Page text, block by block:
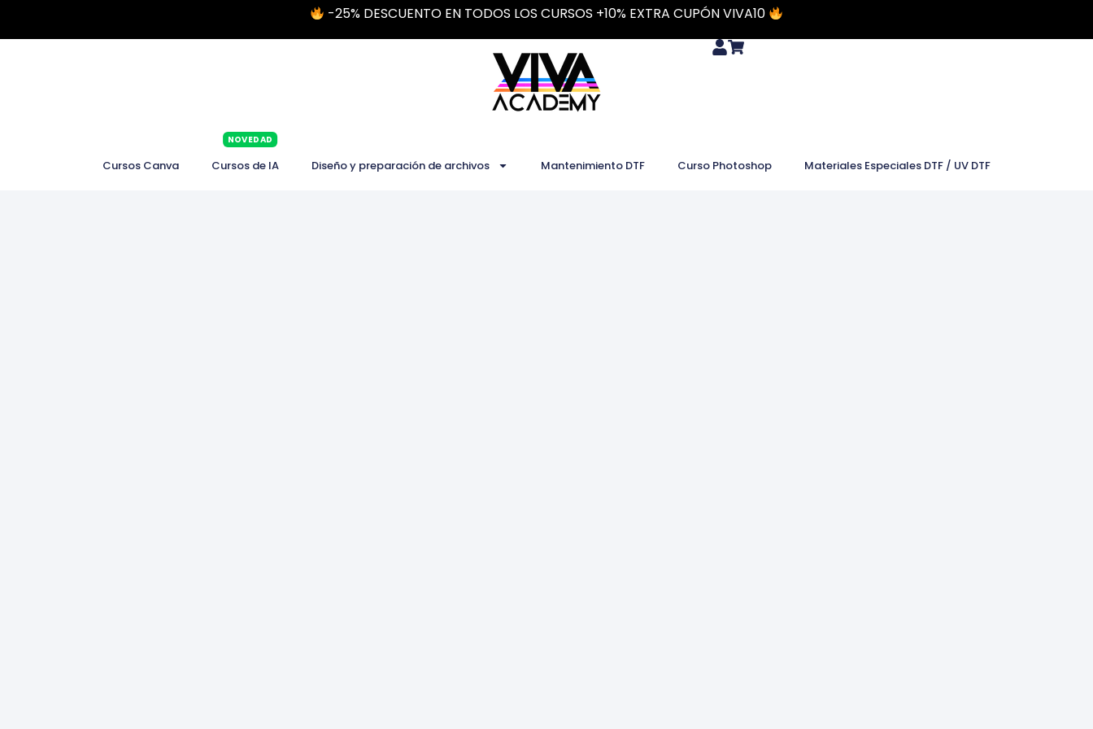
-25% DESCUENTO EN TODOS LOS CURSOS +10% EXTRA CUPÓN VIVA10
Cursos Canva Cursos de IA
NOVEDAD
Diseño y preparación de archivos Mantenimiento DTF Curso Photoshop Materiales Especiales DTF / UV DTF